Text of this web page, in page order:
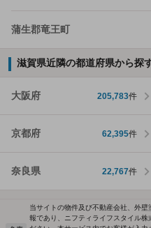
蒲生郡竜王町
滋賀県近隣の都道府県から探
大阪府 205,783件
京都府 62,395件
奈良県 22,767件
当サイトの物件及び不動産会社、外
報であり、ニフティライフスタイル